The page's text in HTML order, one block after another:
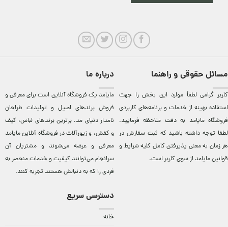
مسائل حقوقی و راهنما
کاربر گرامی لطفاً موارد این بخش را جهت
استفاده بهینه از خدمات و برنامه‌‏های کاربردی
فروشگاه مایامد به دقت ملاحظه فرمایید.
لطفا توجه داشته باشید که ثبت سفارش در
هر زمان به معنی پذیرفتن کامل کلیهشرایط و
قوانین مایامداز سوی کاربر است.
درباره ما
مایامد يک فروشگاه آنلاين است برای معرفی و
فروش برندهای اصيل و توليدات طراحان
نامدار دنيای مد. برترين‌ برندهای لباس، کيف
و کفش، و زيورآلات در فروشگاه آنلاين مایامد
معرفی و عرضه می‌شوند و مشتريان آن
سرانجام می‌توانند کيفيت و خدمات منحصر به
فردی را که به دنبالش هستند تجربه کنند.
دسترسی سریع
خانه